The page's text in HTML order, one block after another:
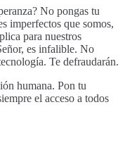
No pongas tu
imperfectos que somos,
para nuestros
es infalible. No
Te defraudarán.
humana. Pon tu
el acceso a todos